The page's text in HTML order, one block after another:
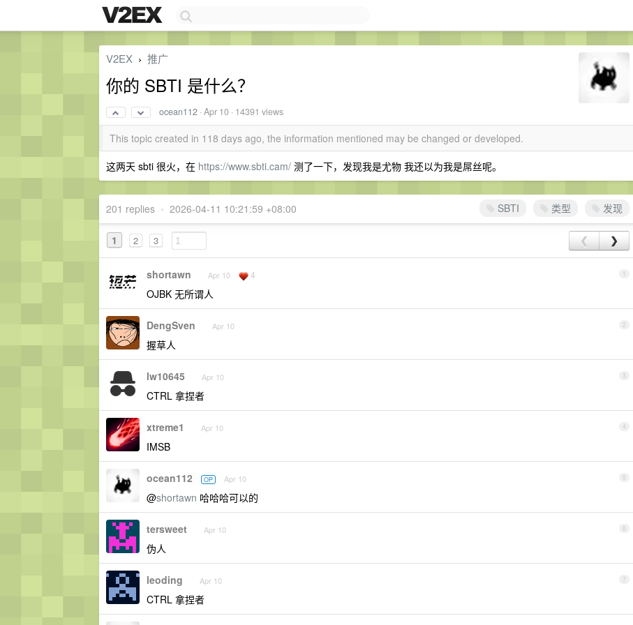
V2EX › 推广
你的 SBTI 是什么？
ocean112 ·Apr 10 · 14391 views
This topic created in 118 days ago, the information mentioned may be changed or developed.
这两天 sbti 很火，在 https://www.sbti.cam/ 测了一下，发现我是尤物 我还以为我是屌丝呢。
SBTI 类型 发现
201 replies • 2026-04-11 10:21:59 +08:00
1 2 3 ❮ ❯
1
shortawn Apr 10 4
OJBK 无所谓人
2
DengSven Apr 10
握草人
3
lw10645 Apr 10
CTRL 拿捏者
4
xtreme1 Apr 10
IMSB
5
ocean112 OP Apr 10
@shortawn 哈哈哈可以的
6
tersweet Apr 10
伪人
7
leoding Apr 10
CTRL 拿捏者